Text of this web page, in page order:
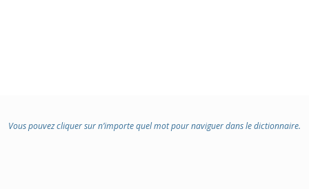
Vous pouvez cliquer sur n’importe quel mot pour naviguer dans le dictionnaire.